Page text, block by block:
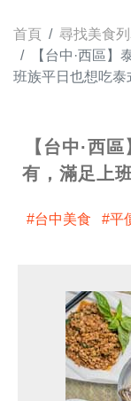
首頁
尋找美食
【台中·西區
班族平日也想吃泰
【台中·西
有，滿足上
台中美食 平